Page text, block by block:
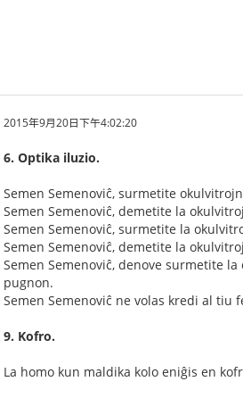
2015年9月20日下午4:02:20
6. Optika iluzio.
Semen Semenoviĉ, surmetite
Semen Semenoviĉ, demetite la
Semen Semenoviĉ, surmetite la
Semen Semenoviĉ, demetite la
Semen Semenoviĉ, denove surmetite
pugnon.
Semen Semenoviĉ ne volas kredi al
9. Kofro.
La homo kun maldika kolo eniĝis en